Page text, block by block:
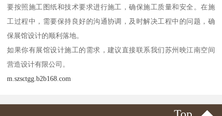
要按照施工图纸和技术要求进行施工，确保施工质量和安全。在施
工过程中，需要保持良好的沟通协调，及时解决工程中的问题，确
保展馆设计的顺利落地。
如果你有展馆设计施工的需求，建议直接联系我们苏州映江南空间
营造设计有限公司。
m.szsctgg.b2b168.com